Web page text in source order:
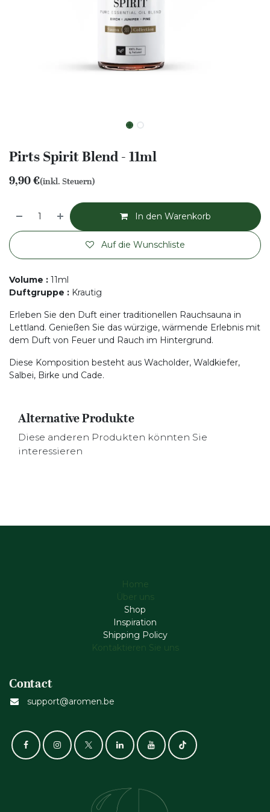
Pirts Spirit Blend - 11ml
9,90€(inkl. Steuern)
In den Warenkorb
Auf die Wunschliste
Volume : 11ml
Duftgruppe : Krautig
Erleben Sie den Duft einer traditionellen Rauchsauna in
Lettland. Genießen Sie das würzige, wärmende Erlebnis mit
dem Duft von Feuer und Rauch im Hintergrund.
Diese Komposition besteht aus Wacholder, Waldkiefer,
Salbei, Birke und Cade.
Alternative Produkte
Diese anderen Produkten könnten Sie
interessieren
Home
Über uns
Shop
Inspiration
Shipping Policy
Kontaktieren Sie uns
Contact
support@aromen.be